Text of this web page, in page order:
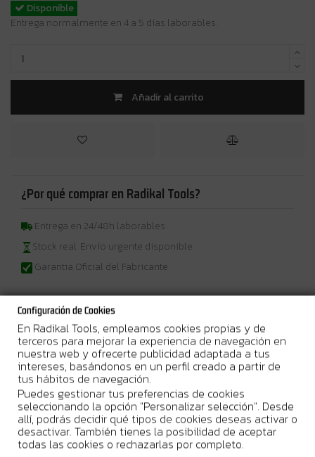
Disponible
Entrega normalmente en 4 a 5 días laborables.
Añadir al carrito
¿Por qué comprar en Radikal Tools?
Entrega en 24/48h laborables
Stock real. Envío urgente disponible
Garantia Oficial del Fabricante
Más Información
Potente motor con escobillas que garantiza un rendimiento
excepcional en tus proyectos de construcción y bricolaje.
Gracias a sugran autonomía de trabajo por carga de batería,
podrás realizar múltiples tareas sin interrupciones.
Con untamaño muy compacto , esta herramienta es perfecta
para acceder a espacios reducidos y facilitar tu trabajo.
Configuración de Cookies
En Radikal Tools, empleamos cookies propias y de
terceros para mejorar la experiencia de navegación en
nuestra web y ofrecerte publicidad adaptada a tus
intereses, basándonos en un perfil creado a partir de
tus hábitos de navegación.
Puedes gestionar tus preferencias de cookies
seleccionando la opción "Personalizar selección". Desde
allí, podrás decidir qué tipos de cookies deseas activar o
desactivar. También tienes la posibilidad de aceptar
todas las cookies o rechazarlas por completo.